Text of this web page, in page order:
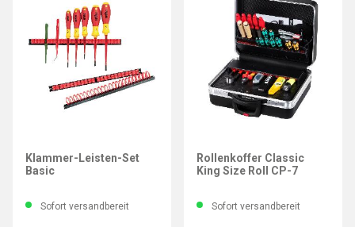
Klammer-Leisten-Set
Basic
Sofort versandbereit
Rollenkoffer Classic
King Size Roll CP-7
Sofort versandbereit